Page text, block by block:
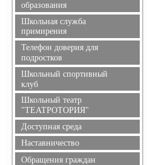
Достижения и результаты
обучающихся
Документы
Противодействие
коррупции
образования
Информация для родителей
Школьная служба
примирения
Телефон доверия для
подростков
Школьный спортивный
клуб
Школьный театр
"ТЕАТРОТОРИЯ"
Доступная среда
Наставничество
Обращения граждан